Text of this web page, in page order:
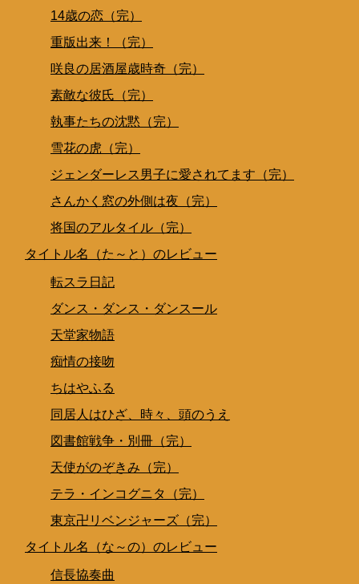
14歳の恋（完）
重版出来！（完）
咲良の居酒屋歳時奇（完）
素敵な彼氏（完）
執事たちの沈黙（完）
雪花の虎（完）
ジェンダーレス男子に愛されてます（完）
さんかく窓の外側は夜（完）
将国のアルタイル（完）
タイトル名（た～と）のレビュー
転スラ日記
ダンス・ダンス・ダンスール
天堂家物語
痴情の接吻
ちはやふる
同居人はひざ、時々、頭のうえ
図書館戦争・別冊（完）
天使がのぞきみ（完）
テラ・インコグニタ（完）
東京卍リベンジャーズ（完）
タイトル名（な～の）のレビュー
信長協奏曲